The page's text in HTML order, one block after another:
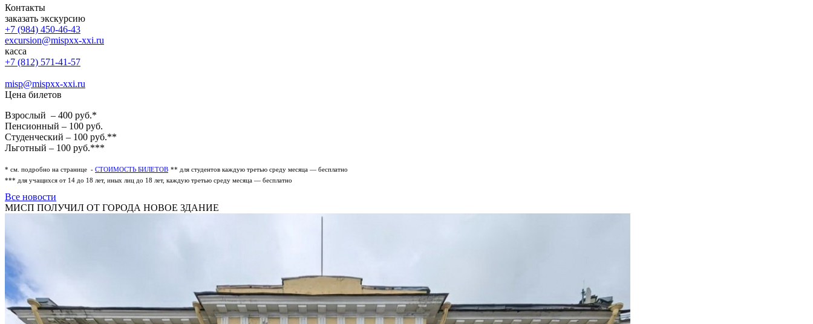
Контакты
заказать экскурсию
+7 (984) 450-46-43
excursion@mispxx-xxi.ru
касса
+7 (812) 571-41-57
misp@mispxx-xxi.ru
Цена билетов
Взрослый – 400 руб.*
Пенсионный – 100 руб.
Студенческий – 100 руб.**
Льготный – 100 руб.***
* см. подробно на странице - СТОИМОСТЬ БИЛЕТОВ ** для студентов каждую третью среду месяца — бесплатно
*** для учащихся от 14 до 18 лет, иных лиц до 18 лет, каждую третью среду месяца — бесплатно
Все новости
МИСП ПОЛУЧИЛ ОТ ГОРОДА НОВОЕ ЗДАНИЕ